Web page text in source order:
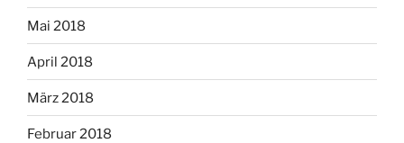
Mai 2018
April 2018
März 2018
Februar 2018